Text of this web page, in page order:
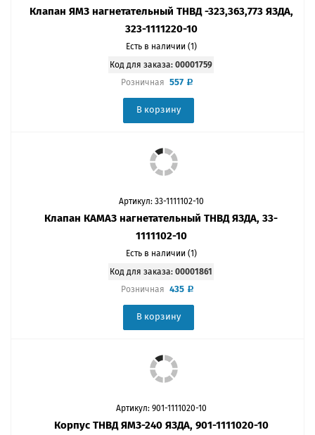
Клапан ЯМЗ нагнетательный ТНВД -323,363,773 ЯЗДА,
323-1111220-10
Есть в наличии (1)
Код для заказа: 00001759
Розничная 557
В корзину
Артикул: 33-1111102-10
Клапан КАМАЗ нагнетательный ТНВД ЯЗДА, 33-
1111102-10
Есть в наличии (1)
Код для заказа: 00001861
Розничная 435
В корзину
Артикул: 901-1111020-10
Корпус ТНВД ЯМЗ-240 ЯЗДА, 901-1111020-10